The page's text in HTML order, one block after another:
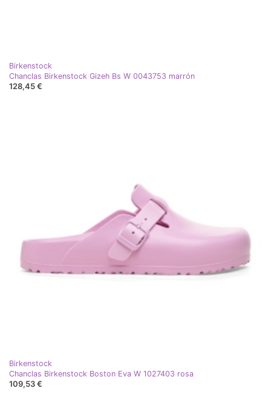
Birkenstock
Chanclas Birkenstock Gizeh Bs W 0043753 marrón
128,45 €
Birkenstock
Chanclas Birkenstock Boston Eva W 1027403 rosa
109,53 €